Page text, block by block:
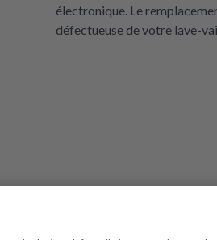
électronique. Le
défectueuse de votre lave-